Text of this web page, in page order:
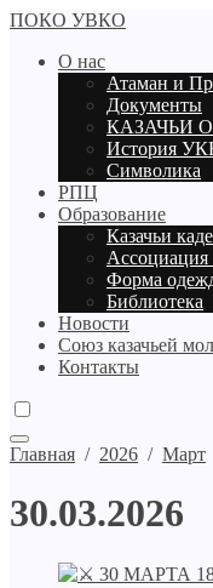
ПОКО УВКО
О нас
Атаман и
Документы
КАЗАЧЬИ
История
Символика
РПЦ
Образование
Казачьи
Ассоциация
Форма
Библиотека
Новости
Союз казачьей
Контакты
Главная / 2026 / Март
30.03.2026